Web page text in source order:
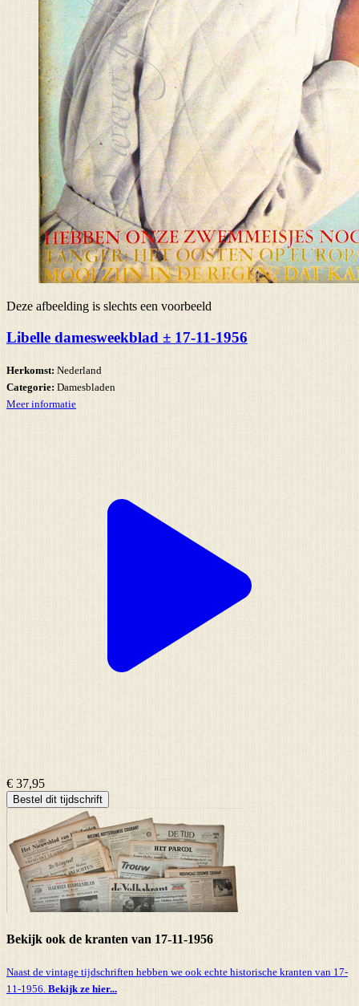
Deze afbeelding is slechts een voorbeeld
Libelle damesweekblad ± 17-11-1956
Herkomst: Nederland
Categorie: Damesbladen
Meer informatie
€ 37,95
Bestel dit tijdschrift
Bekijk ook de kranten van 17-11-1956
Naast de vintage tijdschriften hebben we ook echte historische kranten van 17-
11-1956. Bekijk ze hier...